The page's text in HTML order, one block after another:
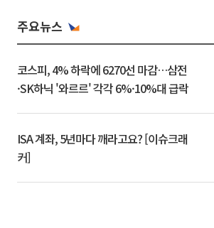
주요뉴스
코스피, 4% 하락에 6270선 마감…삼전
·SK하닉 '와르르' 각각 6%·10%대 급락
ISA 계좌, 5년마다 깨라고요? [이슈크래
커]